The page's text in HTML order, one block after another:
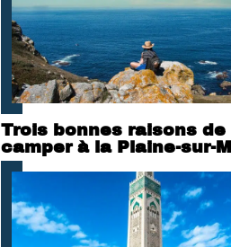
Trois bonnes raisons
camper à la Plaine-sur-